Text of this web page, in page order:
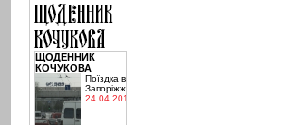
ЩОДЕННИК
КОЧУКОВА
Поїздка в
Запоріжжя
24.04.2015